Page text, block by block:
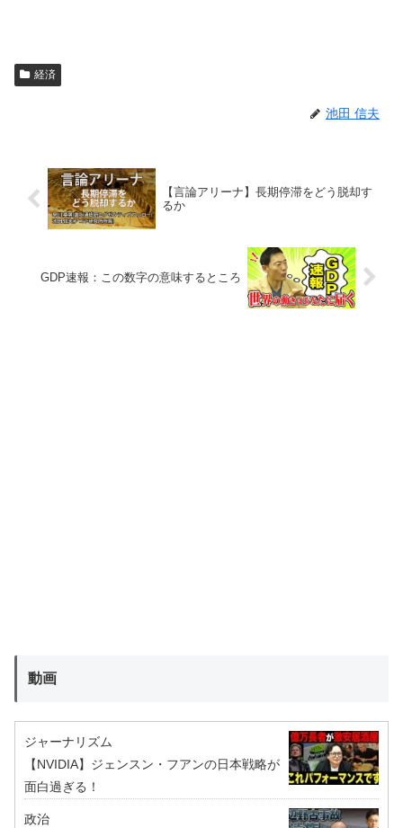
経済
池田 信夫
【言論アリーナ】長期停滞をどう脱却す
るか
GDP速報：この数字の意味するところ
動画
ジャーナリズム
【NVIDIA】ジェンスン・フアンの日本戦略が
面白過ぎる！
政治